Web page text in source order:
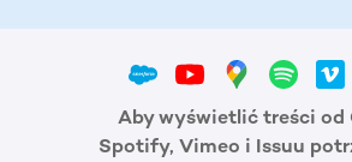
Aby wyświetlić treści od
Spotify, Vimeo i Issuu